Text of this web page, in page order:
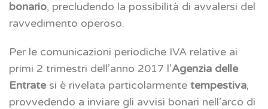
bonario, precludendo la possibilità di avvalersi del
ravvedimento operoso.
Per le comunicazioni periodiche IVA relative ai
primi 2 trimestri dell’anno 2017 l’Agenzia delle
Entratesi è rivelata particolarmente tempestiva,
provvedendo a inviare gli avvisi bonari nell’arco di